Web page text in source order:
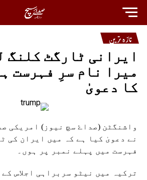
تازہ ترین
ایرانی ٹارگٹ کلنگ
میرا نام سرِ فہرست
کا دعویٰ
واشنگٹن (صداۓ سچ نیوز) امریکی
نے دعویٰ کیا ہے کہ میں ایران کی
فہرست میں پہلے نمبر پر ہوں۔
ترکیہ میں نیٹو سربراہی اجلاس